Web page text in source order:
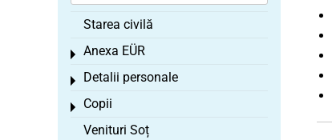
Starea civilă
Anexa EÜR
Toggle menu
Detalii personale
Toggle menu
Copii
Toggle menu
Venituri Soț